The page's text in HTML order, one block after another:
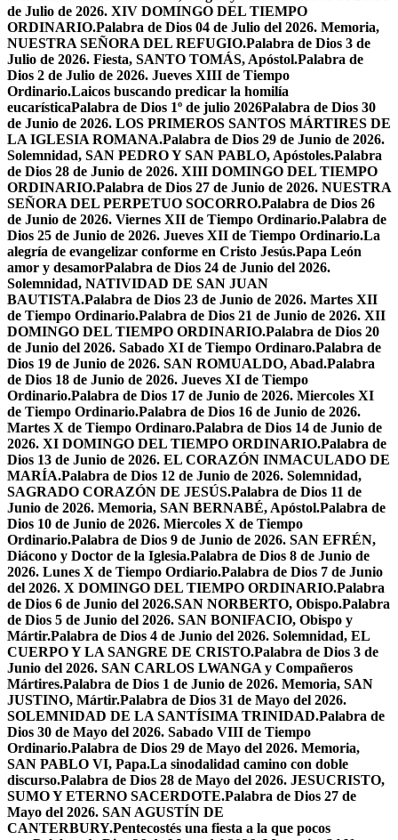
de Julio de 2026. XIV DOMINGO DEL TIEMPO
ORDINARIO.Palabra de Dios 04 de Julio del 2026. Memoria,
NUESTRA SEÑORA DEL REFUGIO.Palabra de Dios 3 de
Julio de 2026. Fiesta, SANTO TOMÁS, Apóstol.Palabra de
Dios 2 de Julio de 2026. Jueves XIII de Tiempo
Ordinario.Laicos buscando predicar la homilía
eucarísticaPalabra de Dios 1º de julio 2026Palabra de Dios 30
de Junio de 2026. LOS PRIMEROS SANTOS MÁRTIRES DE
LA IGLESIA ROMANA.Palabra de Dios 29 de Junio de 2026.
Solemnidad, SAN PEDRO Y SAN PABLO, Apóstoles.Palabra
de Dios 28 de Junio de 2026. XIII DOMINGO DEL TIEMPO
ORDINARIO.Palabra de Dios 27 de Junio de 2026. NUESTRA
SEÑORA DEL PERPETUO SOCORRO.Palabra de Dios 26
de Junio de 2026. Viernes XII de Tiempo Ordinario.Palabra de
Dios 25 de Junio de 2026. Jueves XII de Tiempo Ordinario.La
alegría de evangelizar conforme en Cristo Jesús.Papa León
amor y desamorPalabra de Dios 24 de Junio del 2026.
Solemnidad, NATIVIDAD DE SAN JUAN
BAUTISTA.Palabra de Dios 23 de Junio de 2026. Martes XII
de Tiempo Ordinario.Palabra de Dios 21 de Junio de 2026. XII
DOMINGO DEL TIEMPO ORDINARIO.Palabra de Dios 20
de Junio del 2026. Sabado XI de Tiempo Ordinaro.Palabra de
Dios 19 de Junio de 2026. SAN ROMUALDO, Abad.Palabra
de Dios 18 de Junio de 2026. Jueves XI de Tiempo
Ordinario.Palabra de Dios 17 de Junio de 2026. Miercoles XI
de Tiempo Ordinario.Palabra de Dios 16 de Junio de 2026.
Martes X de Tiempo Ordinaro.Palabra de Dios 14 de Junio de
2026. XI DOMINGO DEL TIEMPO ORDINARIO.Palabra de
Dios 13 de Junio de 2026. EL CORAZÓN INMACULADO DE
MARÍA.Palabra de Dios 12 de Junio de 2026. Solemnidad,
SAGRADO CORAZÓN DE JESÚS.Palabra de Dios 11 de
Junio de 2026. Memoria, SAN BERNABÉ, Apóstol.Palabra de
Dios 10 de Junio de 2026. Miercoles X de Tiempo
Ordinario.Palabra de Dios 9 de Junio de 2026. SAN EFRÉN,
Diácono y Doctor de la Iglesia.Palabra de Dios 8 de Junio de
2026. Lunes X de Tiempo Ordiario.Palabra de Dios 7 de Junio
del 2026. X DOMINGO DEL TIEMPO ORDINARIO.Palabra
de Dios 6 de Junio del 2026.SAN NORBERTO, Obispo.Palabra
de Dios 5 de Junio del 2026. SAN BONIFACIO, Obispo y
Mártir.Palabra de Dios 4 de Junio del 2026. Solemnidad, EL
CUERPO Y LA SANGRE DE CRISTO.Palabra de Dios 3 de
Junio del 2026. SAN CARLOS LWANGA y Compañeros
Mártires.Palabra de Dios 1 de Junio de 2026. Memoria, SAN
JUSTINO, Mártir.Palabra de Dios 31 de Mayo del 2026.
SOLEMNIDAD DE LA SANTÍSIMA TRINIDAD.Palabra de
Dios 30 de Mayo del 2026. Sabado VIII de Tiempo
Ordinario.Palabra de Dios 29 de Mayo del 2026. Memoria,
SAN PABLO VI, Papa.La sinodalidad camino con doble
discurso.Palabra de Dios 28 de Mayo del 2026. JESUCRISTO,
SUMO Y ETERNO SACERDOTE.Palabra de Dios 27 de
Mayo del 2026. SAN AGUSTÍN DE
CANTERBURY.Pentecostés una fiesta a la que pocos